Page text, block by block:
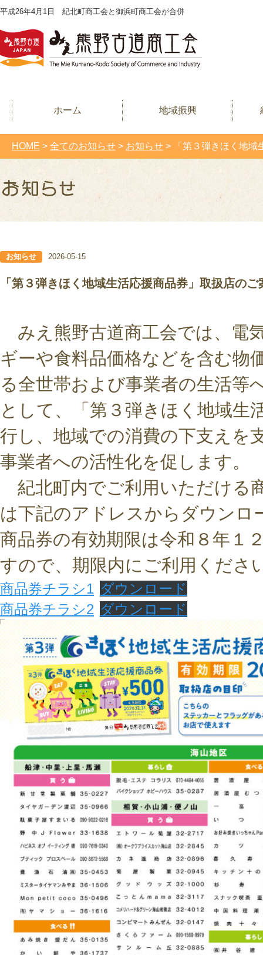
平成26年4月1日 紀北町商工会と御浜町商工会が合併
ホーム 地域振興
HOME > 全てのお知らせ > お知らせ > 「第３弾きほく地
お知らせ 2026-05-15
「第３弾きほく地域生活応援商品券」取扱店のご
みえ熊野古道商工会では、電
ギーや食料品価格などを含む物
る全世帯および事業者の生活等
として、「第３弾きほく地域生
行し、地域での消費の下支えを
事業者への活性化を促します。
紀北町内でご利用いただける
は下記のアドレスからダウンロ
商品券の有効期限は令和８年１
すので、期限内にご利用くださ
商品券チラシ1 ダウンロード
商品券チラシ2 ダウンロード